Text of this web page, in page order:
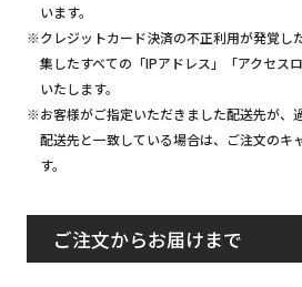
います。
※クレジットカード決済の不正利用が発覚し
集したすべての「IPアドレス」「アクセス
いたします。
※お客様がご指定いただきました配送先が、
配送先と一致している場合は、ご注文のキ
す。
ご注文からお届けまで